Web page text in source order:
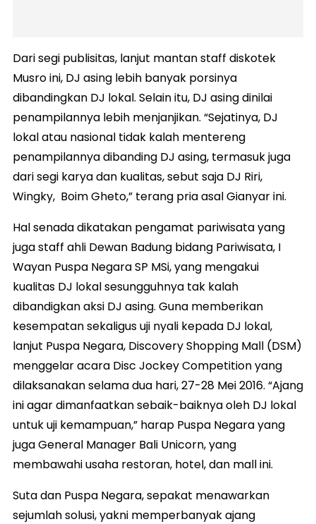
Dari segi publisitas, lanjut mantan staff diskotek
Musro ini, DJ asing lebih banyak porsinya
dibandingkan DJ lokal. Selain itu, DJ asing dinilai
penampilannya lebih menjanjikan. “Sejatinya, DJ
lokal atau nasional tidak kalah mentereng
penampilannya dibanding DJ asing, termasuk juga
dari segi karya dan kualitas, sebut saja DJ Riri,
Wingky, Boim Gheto,” terang pria asal Gianyar ini.
Hal senada dikatakan pengamat pariwisata yang
juga staff ahli Dewan Badung bidang Pariwisata, I
Wayan Puspa Negara SP MSi, yang mengakui
kualitas DJ lokal sesungguhnya tak kalah
dibandigkan aksi DJ asing. Guna memberikan
kesempatan sekaligus uji nyali kepada DJ lokal,
lanjut Puspa Negara, Discovery Shopping Mall (DSM)
menggelar acara Disc Jockey Competition yang
dilaksanakan selama dua hari, 27-28 Mei 2016. “Ajang
ini agar dimanfaatkan sebaik-baiknya oleh DJ lokal
untuk uji kemampuan,” harap Puspa Negara yang
juga General Manager Bali Unicorn, yang
membawahi usaha restoran, hotel, dan mall ini.
Suta dan Puspa Negara, sepakat menawarkan
sejumlah solusi, yakni memperbanyak ajang